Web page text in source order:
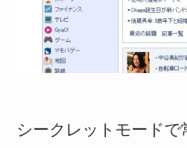
シークレットモード